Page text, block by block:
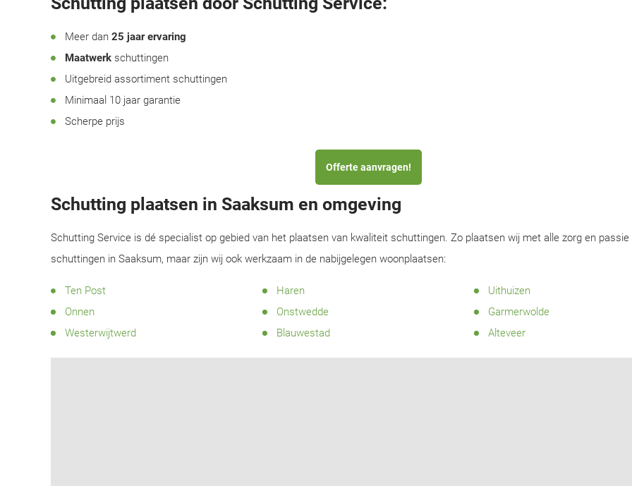
Meer dan 25 jaar ervaring
Maatwerk schuttingen
Uitgebreid assortiment schuttingen
Minimaal 10 jaar garantie
Scherpe prijs
Offerte aanvragen!
Schutting plaatsen in Saaksum en omgeving
Schutting Service is dé specialist op gebied van het plaatsen van kwaliteit schuttingen. Zo plaatsen wij met alle zorg en passie
schuttingen in Saaksum, maar zijn wij ook werkzaam in de nabijgelegen woonplaatsen:
Ten Post Haren
Uithuizen
Onnen
Onstwedde
Garmerwolde
Westerwijtwerd
Blauwestad Alteveer